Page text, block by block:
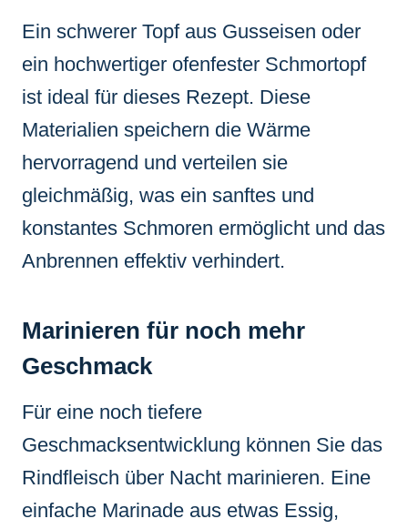
Ein schwerer Topf aus Gusseisen oder
ein hochwertiger ofenfester Schmortopf
ist ideal für dieses Rezept. Diese
Materialien speichern die Wärme
hervorragend und verteilen sie
gleichmäßig, was ein sanftes und
konstantes Schmoren ermöglicht und das
Anbrennen effektiv verhindert.
Marinieren für noch mehr
Geschmack
Für eine noch tiefere
Geschmacksentwicklung können Sie das
Rindfleisch über Nacht marinieren. Eine
einfache Marinade aus etwas Essig,